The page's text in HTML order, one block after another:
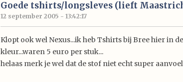
Goede tshirts/longsleves (lieft
12 september 2005 - 13:42:17
Klopt ook wel Nexus...ik heb Tshirts bij Bree hier in
kleur...waren 5 euro per stuk...
helaas merk je wel dat de stof niet echt super